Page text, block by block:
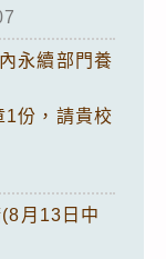
永續部門養
1份，請貴校
月13日中